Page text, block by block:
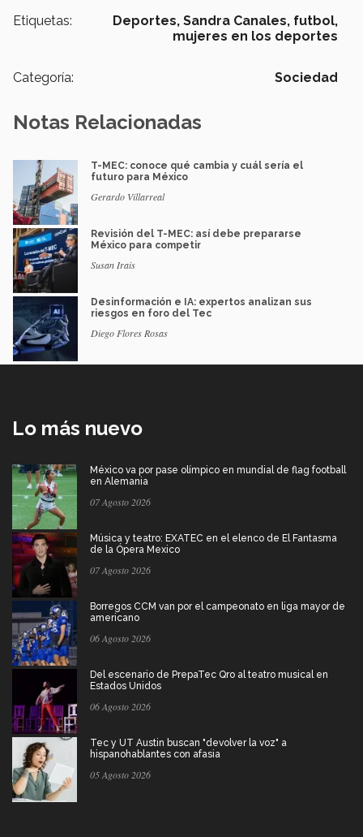
Etiquetas: Deportes, Sandra Canales, futbol,
mujeres en los deportes
Categoría: Sociedad
Notas Relacionadas
T-MEC: conoce qué cambia y cuál sería el
futuro para México
Gerardo Villarreal
Revisión del T-MEC: así debe prepararse
México para competir
Susan Irais
Desinformación e IA: expertos analizan sus
riesgos en foro del Tec
Diego Flores Rosas
Lo más nuevo
México va por pase olímpico en mundial de flag football
en Alemania
07 Agosto 2026
Música y teatro: EXATEC en el elenco de El Fantasma
de la Ópera Mexico
07 Agosto 2026
Borregos CCM van por el campeonato en liga mayor de
americano
06 Agosto 2026
Del escenario de PrepaTec Qro al teatro musical en
Estados Unidos
06 Agosto 2026
Tec y UT Austin buscan "devolver la voz" a
hispanohablantes con afasia
05 Agosto 2026